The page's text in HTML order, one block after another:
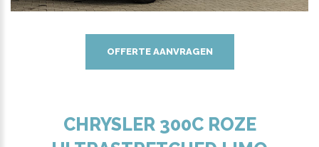
OFFERTE AANVRAGEN
CHRYSLER 300C ROZE